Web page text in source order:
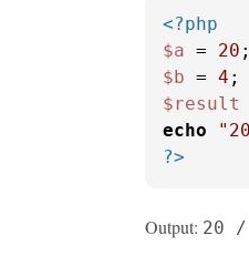
<?php
$a = 20
$b = 4
$result
echo
?>
Output: 20